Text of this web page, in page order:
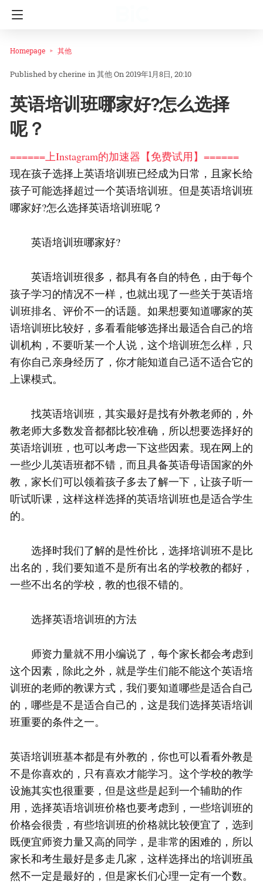
Homepage 其他
cherine in其他On 2019年1月8日, 20:10
英语培训班哪家好?怎么选择
呢？
======上Instagram的加速器【免费试用】======
现在孩子选择上英语培训班已经成为日常，且家长给
孩子可能选择超过一个英语培训班。但是英语培训班
哪家好?怎么选择英语培训班呢？
英语培训班哪家好?
英语培训班很多，都具有各自的特色，由于每个
孩子学习的情况不一样，也就出现了一些关于英语培
训班排名、评价不一的话题。如果想要知道哪家的英
语培训班比较好，多看看能够选择出最适合自己的培
训机构，不要听某一个人说，这个培训班怎么样，只
有你自己亲身经历了，你才能知道自己适不适合它的
上课模式。
找英语培训班，其实最好是找有外教老师的，外
教老师大多数发音都都比较准确，所以想要选择好的
英语培训班，也可以考虑一下这些因素。现在网上的
一些少儿英语班都不错，而且具备英语母语国家的外
教，家长们可以领着孩子多去了解一下，让孩子听一
听试听课，这样这样选择的英语培训班也是适合学生
的。
选择时我们了解的是性价比，选择培训班不是比
出名的，我们要知道不是所有出名的学校教的都好，
一些不出名的学校，教的也很不错的。
选择英语培训班的方法
师资力量就不用小编说了，每个家长都会考虑到
这个因素，除此之外，就是学生们能不能这个英语培
训班的老师的教课方式，我们要知道哪些是适合自己
的，哪些是不是适合自己的，这是我们选择英语培训
班重要的条件之一。
英语培训班基本都是有外教的，你也可以看看外教是
不是你喜欢的，只有喜欢才能学习。这个学校的教学
设施其实也很重要，但是这些是起到一个辅助的作
用，选择英语培训班价格也要考虑到，一些培训班的
价格会很贵，有些培训班的价格就比较便宜了，选到
既便宜师资力量又高的同学，是非常的困难的，所以
家长和考生最好是多走几家，这样选择出的培训班虽
然不一定是最好的，但是家长们心理一定有一个数。